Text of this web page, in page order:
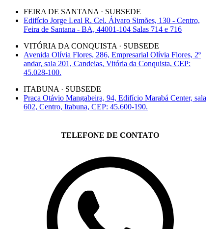
FEIRA DE SANTANA · SUBSEDE
Edifício Jorge Leal R. Cel. Álvaro Simões, 130 - Centro,
Feira de Santana - BA, 44001-104 Salas 714 e 716
VITÓRIA DA CONQUISTA · SUBSEDE
Avenida Olívia Flores, 286, Empresarial Olívia Flores, 2º
andar, sala 201, Candeias, Vitória da Conquista, CEP:
45.028-100.
ITABUNA · SUBSEDE
Praça Otávio Mangabeira, 94, Edifício Marabá Center, sala
602, Centro, Itabuna, CEP: 45.600-190.
TELEFONE DE CONTATO